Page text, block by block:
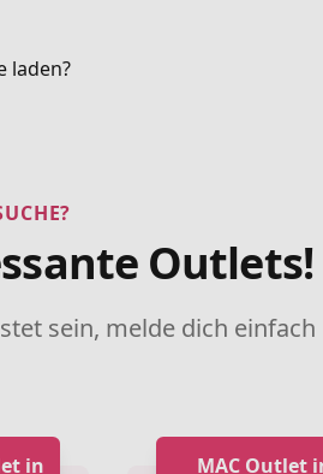
laden?
Outlets!
sein, melde dich einfach
in MAC Outlet